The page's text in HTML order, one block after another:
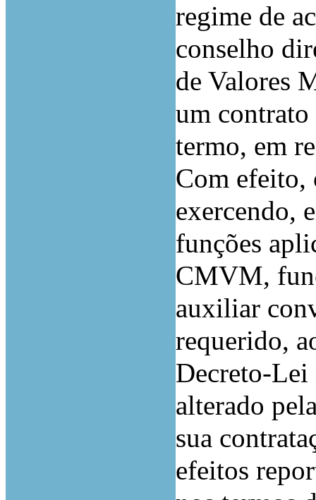
regime de
conselho
de Valores
um
termo, em
Com efeito,
exercendo,
funções
CMVM,
auxiliar
requerido,
Decreto-Lei
alterado
sua
efeitos